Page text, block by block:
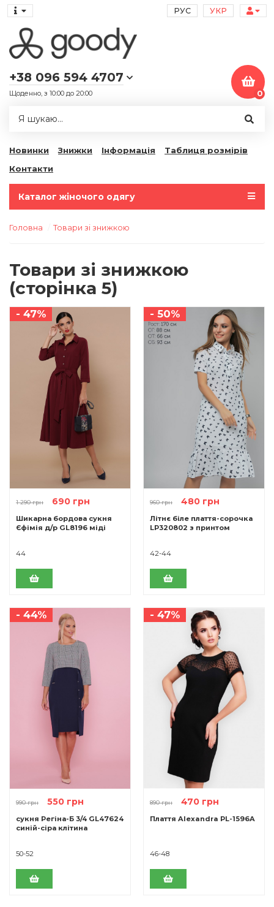
РУС УКР
+38 096 594 4707
Щоденно, з 10:00 до 20:00 0
Новинки Знижки Інформація
Таблиця розмірів
Контакти
Каталог жіночого одягу
Головна Товари зі знижкою
Товари зі знижкою
(сторінка 5)
- 47%
1 290 грн 690 грн
Шикарна бордова сукня
Єфімія д/р GL8196 міді
44
- 50%
960 грн 480 грн
Літнє біле плаття-сорочка
LP320802 з принтом
42-44
- 44%
990 грн 550 грн
сукня Регіна-Б 3/4 GL47624
синій-сіра клітина
50-52
- 47%
890 грн 470 грн
Плаття Alexandra PL-1596A
46-48